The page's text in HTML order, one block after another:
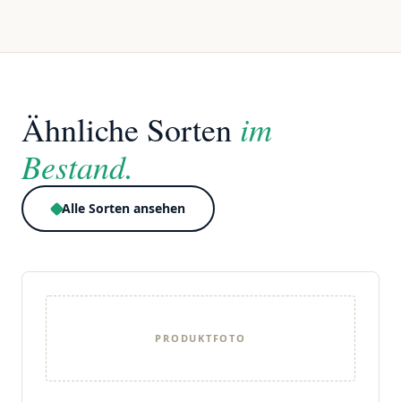
Ähnliche Sorten im
Bestand.
Alle Sorten ansehen
PRODUKTFOTO